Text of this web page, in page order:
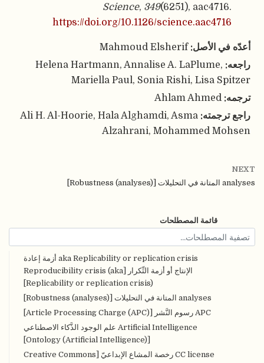
قائمة المصطلحات
aka Replicability or replication crisis أزمة إعادة
الإنتاج أو أزمة التِّكرار [Reproducibility crisis (aka
Replicability or replication crisis)]
analyses المتانة في التحليلات [Robustness (analyses)]
APC رسوم النَّشر [Article Processing Charge (APC)]
Artificial Intelligence علم الوجود الذَّكاء الاصطناعي
CC license رخصة المشاع الإبداعيّ [Creative Commons
Science, 349(6251), aac4716.
https://doi.org/10.1126/science.aac4716
أعدّه في الأصل:Mahmoud Elsherif
راجعه: Helena Hartmann, Annalise A. LaPlume,
Mariella Paul, Sonia Rishi, Lisa Spitzer
ترجمه:Ahlam Ahmed
راجع ترجمته:Ali H. Al-Hoorie, Hala Alghamdi, Asma
Alzahrani, Mohammed Mohsen
NEXT
analyses المتانة في التحليلات [Robustness (analyses)]